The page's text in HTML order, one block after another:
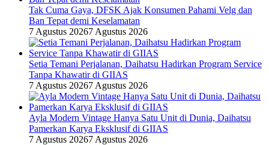
Tak Cuma Gaya, DFSK Ajak Konsumen Pahami Velg dan
Ban Tepat demi Keselamatan
7 Agustus 20267 Agustus 2026
Setia Temani Perjalanan, Daihatsu Hadirkan Program Service
Tanpa Khawatir di GIIAS
7 Agustus 20267 Agustus 2026
Ayla Modern Vintage Hanya Satu Unit di Dunia, Daihatsu
Pamerkan Karya Eksklusif di GIIAS
7 Agustus 20267 Agustus 2026